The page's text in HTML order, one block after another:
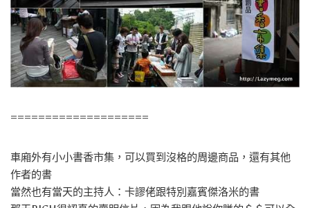
====================
車廂外有小小書香市集，可以買到沒格的周邊商品，還有其他
作者的書
當然也有當天的主持人：卡謬佬跟特別嘉賓傑洛米的書